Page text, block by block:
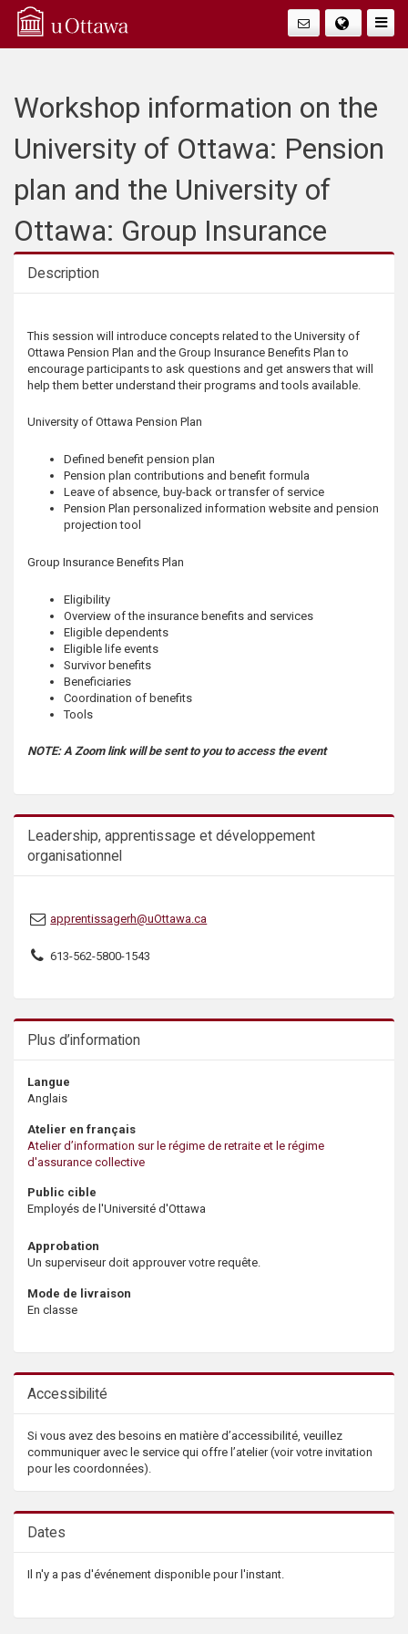
Q
A
Faire
Workshop information on the
University of Ottawa: Pension
plan and the University of
Ottawa: Group Insurance
Description
This session will introduce concepts related to the University of
Ottawa Pension Plan and the Group Insurance Benefits Plan to
encourage participants to ask questions and get answers that will
help them better understand their programs and tools available.
University of Ottawa Pension Plan
Defined benefit pension plan
Pension plan contributions and benefit formula
Leave of absence, buy-back or transfer of service
Pension Plan personalized information website and pension
projection tool
Group Insurance Benefits Plan
Eligibility
Overview of the insurance benefits and services
Eligible dependents
Eligible life events
Survivor benefits
Beneficiaries
Coordination of benefits
Tools
NOTE: A Zoom link will be sent to you to access the event
Leadership, apprentissage et développement
organisationnel
apprentissagerh@uOttawa.ca
613-562-5800-1543
Plus d’information
Langue
Anglais
Atelier en français
Atelier d’information sur le régime de retraite et le régime
d'assurance collective
Public cible
Employés de l'Université d'Ottawa
Approbation
Un superviseur doit approuver votre requête.
Mode de livraison
En classe
Accessibilité
Si vous avez des besoins en matière d’accessibilité, veuillez
communiquer avec le service qui offre l’atelier (voir votre invitation
pour les coordonnées).
Dates
Il n'y a pas d'événement disponible pour l'instant.